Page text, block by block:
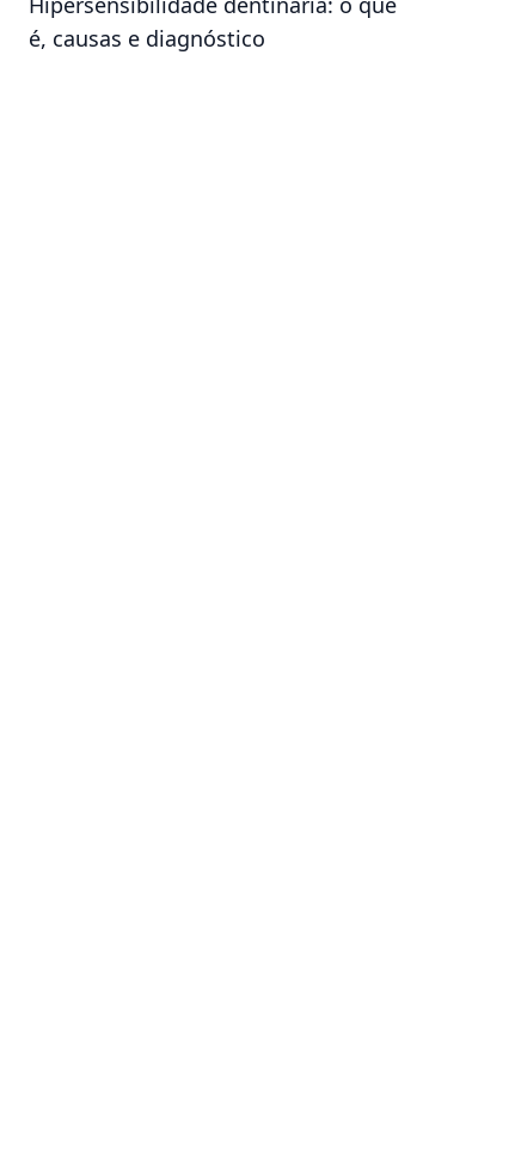
é, causas e diagnóstico